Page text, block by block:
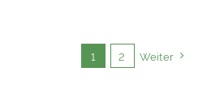
1 2 Weiter